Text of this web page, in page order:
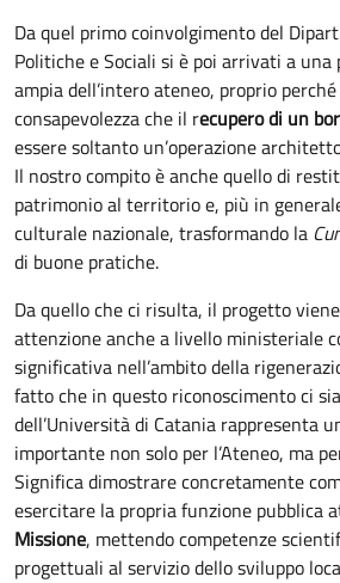
Da quel primo coinvolgimento del
Politiche e Sociali si è poi arrivati a una
ampia dell’intero ateneo, proprio
consapevolezza che il recupero di un
essere soltanto un’operazione
Il nostro compito è anche quello di
patrimonio al territorio e, più in
culturale nazionale, trasformando la
di buone pratiche.
Da quello che ci risulta, il progetto
attenzione anche a livello ministeriale
significativa nell’ambito della
fatto che in questo riconoscimento ci
dell’Università di Catania rappresenta
importante non solo per l’Ateneo, ma
Significa dimostrare concretamente
esercitare la propria funzione pubblica
Missione, mettendo competenze
progettuali al servizio dello sviluppo